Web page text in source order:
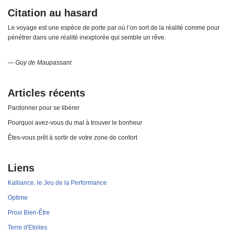
Citation au hasard
Le voyage est une espèce de porte par où l’on sort de la réalité comme pour
pénétrer dans une réalité inexplorée qui semble un rêve.
— Guy de Maupassant
Articles récents
Pardonner pour se libérer
Pourquoi avez-vous du mal à trouver le bonheur
Êtes-vous prêt à sortir de votre zone de confort
Liens
Kalliance, le Jeu de la Performance
Optime
Proxi Bien-Être
Terre d'Etoiles